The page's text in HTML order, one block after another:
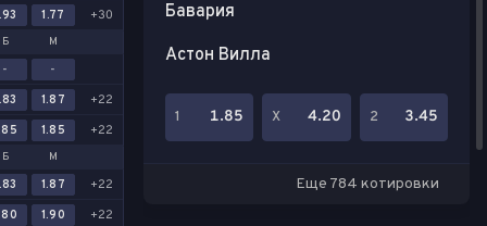
1.77 +30
Б М
-
-
1.87
+22
1.85 +22
Б М
1.87
+22
1.90 +22
Бавария
Астон Вилла
1 1.85 Х 4.20 2 3.45
Еще 784 котировки